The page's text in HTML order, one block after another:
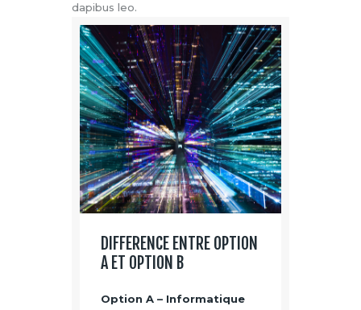
dapibus leo.
DIFFERENCE ENTRE OPTION
A ET OPTION B
Option A – Informatique